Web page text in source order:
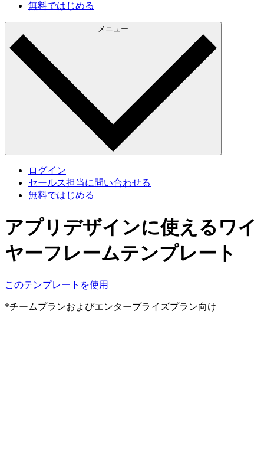
無料ではじめる
メニュー
ログイン
セールス担当に問い合わせる
無料ではじめる
アプリデザインに使えるワイ
ヤーフレームテンプレート
このテンプレートを使用
*チームプランおよびエンタープライズプラン向け